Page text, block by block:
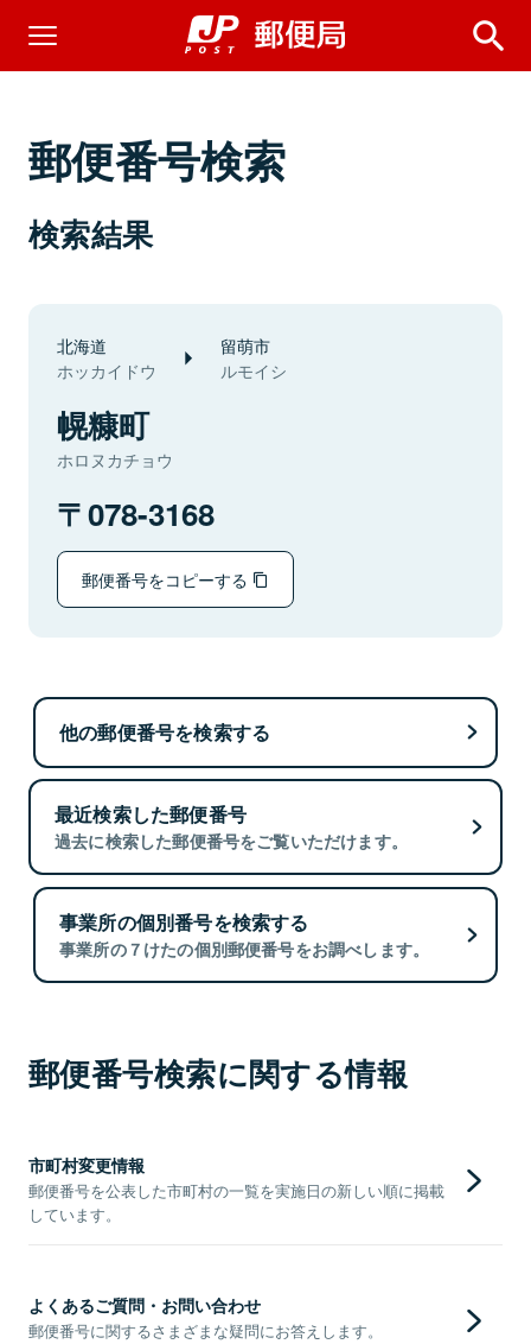
郵便番号検索
検索結果
北海道
ホッカイドウ
留萌市
ルモイシ
幌糠町
ホロヌカチョウ
078-3168
郵便番号をコピーする
他の郵便番号を検索する
最近検索した郵便番号
過去に検索した郵便番号をご覧いただけます。
事業所の個別番号を検索する
事業所の７けたの個別郵便番号をお調べします。
郵便番号検索に関する情報
市町村変更情報
郵便番号を公表した市町村の一覧を実施日の新しい順に掲載
しています。
よくあるご質問・お問い合わせ
郵便番号に関するさまざまな疑問にお答えします。